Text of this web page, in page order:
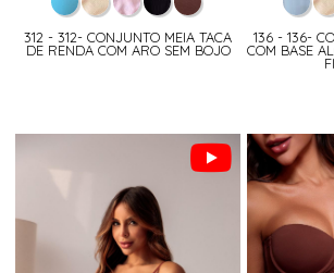
312 - 312- CONJUNTO MEIA TACA
DE RENDA COM ARO SEM BOJO
136 - 136-
COM BASE